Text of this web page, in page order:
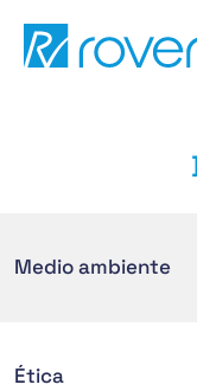
Medio ambiente
Ética